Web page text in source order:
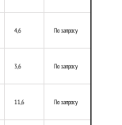
4,6 По запросу
3,6 По запросу
11,6 По запросу